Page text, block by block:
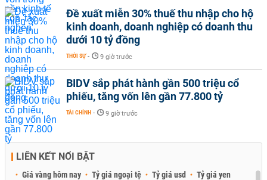
Đề xuất miễn 30% thuế thu nhập cho hộ
kinh doanh, doanh nghiệp có doanh thu
dưới 10 tỷ đồng
THỜI SỰ - 9 giờ trước
BIDV sắp phát hành gần 500 triệu cổ
phiếu, tăng vốn lên gần 77.800 tỷ
TÀI CHÍNH - 9 giờ trước
LIÊN KẾT NỔI BẬT
Giá vàng hôm nay Tỷ giá ngoại tệ Tỷ giá usd Tỷ giá yen